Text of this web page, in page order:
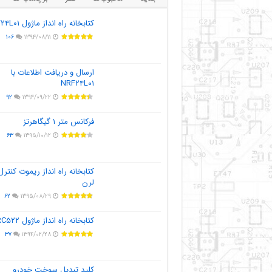
کتابخانه راه انداز ماژول NRF۲۴L۰۱
۱۳۹۴/۰۸/۱۱ ۱۰۶
ارسال و دریافت اطلاعات با
NRF۲۴L۰۱
۱۳۹۴/۰۹/۲۲ ۹۲
فرکانس متر ۱ گیگاهرتز
۱۳۹۵/۱۰/۱۲ ۶۳
کتابخانه راه انداز ریموت
لرن
۱۳۹۵/۰۸/۲۹ ۶۲
کتابخانه راه انداز ماژول MFRC۵۲۲
۱۳۹۴/۰۲/۲۸ ۳۷